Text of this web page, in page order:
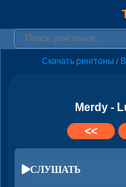
Скачать рингтоны /
Merdy -
<<
СЛУШАТЬ